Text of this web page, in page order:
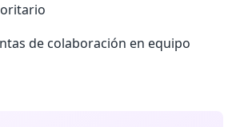
de colaboración en equipo